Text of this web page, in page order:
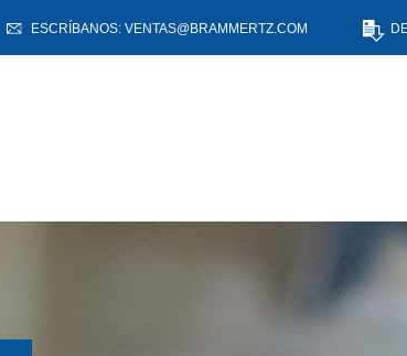
ESCRÍBANOS: VENTAS@BRAMMERTZ.COM